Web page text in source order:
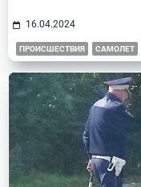
16.04.2024
ПРОИСШЕСТВИЯ САМОЛЕТ